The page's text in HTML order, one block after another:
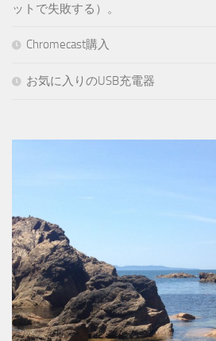
ットで失敗する）。
Chromecast購入
お気に入りのUSB充電器